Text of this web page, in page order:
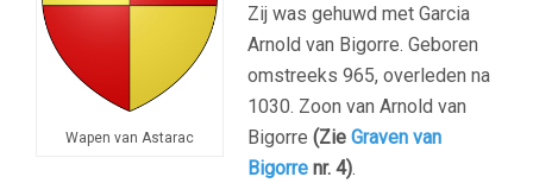
Wapen van Astarac
Zij was gehuwd met Garcia
Arnold van Bigorre. Geboren
omstreeks 965, overleden na
1030. Zoon van Arnold van
Bigorre (Zie Graven van
Bigorre nr. 4).